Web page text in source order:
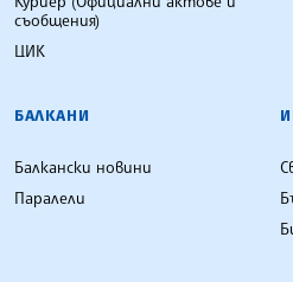
съобщения)
ЦИК
БАЛКАНИ
Балкански новини
Паралели